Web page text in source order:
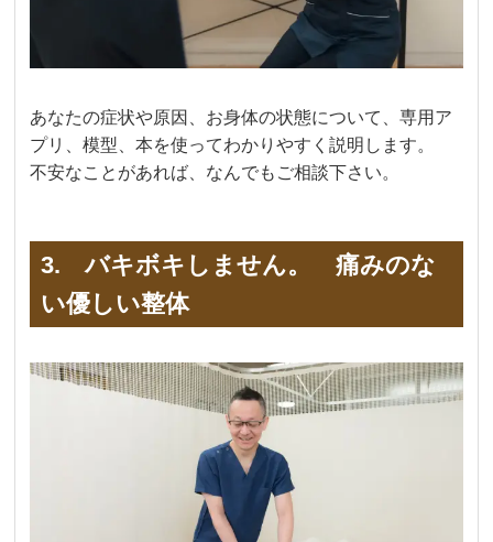
あなたの症状や原因、お身体の状態について、専用ア
プリ、模型、本を使ってわかりやすく説明します。
不安なことがあれば、なんでもご相談下さい。
3. バキボキしません。 痛みのな
い優しい整体